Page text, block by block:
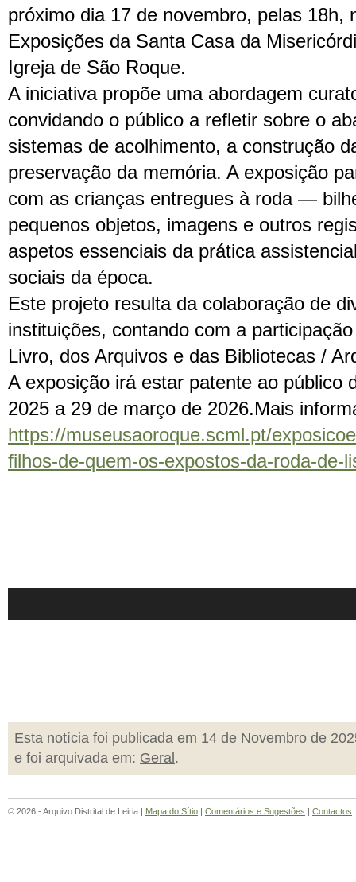
próximo dia 17 de novembro, pelas 18h,
Exposições da Santa Casa da
Igreja de São Roque.
A iniciativa propõe uma abordagem
convidando o público a refletir sobre o
sistemas de acolhimento, a construção
preservação da memória. A exposição
com as crianças entregues à roda —
pequenos objetos, imagens e outros
aspetos essenciais da prática
sociais da época.
Este projeto resulta da colaboração de
instituições, contando com a
Livro, dos Arquivos e das Bibliotecas /
A exposição irá estar patente ao público
2025 a 29 de março de 2026.Mais
https://museusaoroque.scml.pt/
filhos-de-quem-os-expostos-da-roda-de-
Esta notícia foi publicada em 14 de Novembro de
e foi arquivada em: Geral .
© 2026 - Arquivo Distrital de Leiria | Mapa do Sítio | Comentários e Sugestões | Contactos